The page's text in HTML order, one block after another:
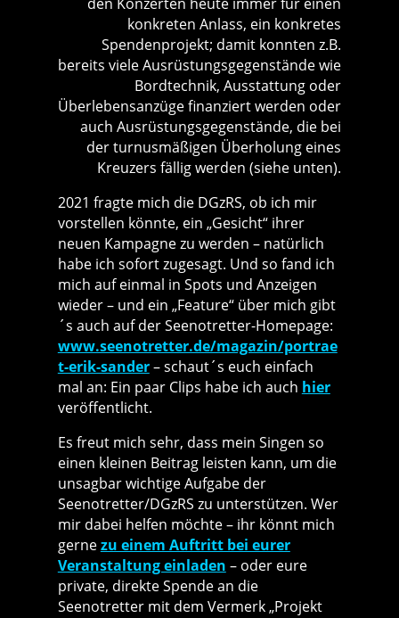
konkreten Anlass, ein konkretes
Spendenprojekt; damit konnten z.B.
bereits viele Ausrüstungsgegenstände wie
Bordtechnik, Ausstattung oder
Überlebensanzüge finanziert werden oder
auch Ausrüstungsgegenstände, die bei
der turnusmäßigen Überholung eines
Kreuzers fällig werden (siehe unten).
2021 fragte mich die DGzRS, ob ich mir
vorstellen könnte, ein „Gesicht“ ihrer
neuen Kampagne zu werden – natürlich
habe ich sofort zugesagt. Und so fand ich
mich auf einmal in Spots und Anzeigen
wieder – und ein „Feature“ über mich gibt
´s auch auf der Seenotretter-Homepage:
www.seenotretter.de/magazin/portrae
t-erik-sander– schaut´s euch einfach
mal an: Ein paar Clips habe ich auch hier
veröffentlicht.
Es freut mich sehr, dass mein Singen so
einen kleinen Beitrag leisten kann, um die
unsagbar wichtige Aufgabe der
Seenotretter/DGzRS zu unterstützen. Wer
mir dabei helfen möchte – ihr könnt mich
gernezu einem Auftritt bei eurer
Veranstaltung einladen – oder eure
private, direkte Spende an die
Seenotretter mit dem Vermerk „Projekt